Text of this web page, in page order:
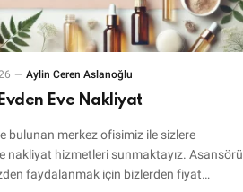
Aylin Ceren Aslanoğlu
Eve Nakliyat
bulunan merkez ofisimiz ile sizlere
nakliyat hizmetleri sunmaktayız. Asansörü
faydalanmak için bizlerden fiyat…